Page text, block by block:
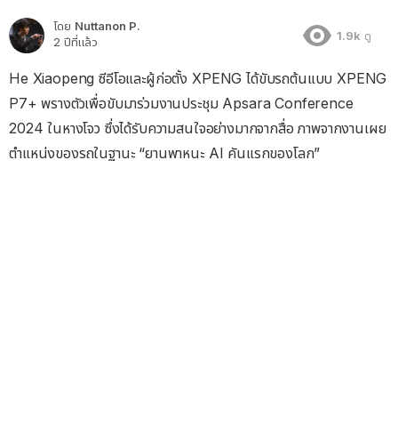
โดย Nuttanon P.
2 ปีที่แล้ว
1.9k ดู
He Xiaopeng ซีอีโอและผู้ก่อตั้ง XPENG ได้ขับรถต้นแบบ XPENG
P7+ พรางตัวเพื่อขับมาร่วมงานประชุม Apsara Conference
2024 ในหางโจว ซึ่งได้รับความสนใจอย่างมากจากสื่อ ภาพจากงานเผย
ตำแหน่งของรถในฐานะ “ยานพาหนะ AI คันแรกของโลก”